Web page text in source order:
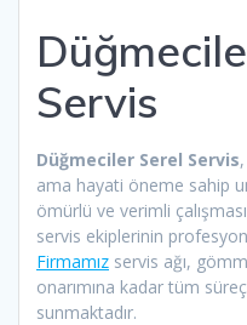
Servis
Düğmeciler Serel Servis
ama hayati öneme sahip
ömürlü ve verimli
servis ekiplerinin
Firmamız servis ağı,
onarımına kadar tüm
sunmaktadır.